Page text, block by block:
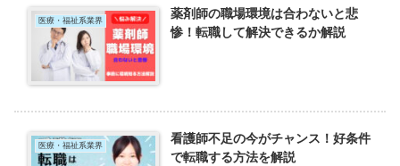
医療・福祉系業界
薬剤師の職場環境は合わないと悲
惨！転職して解決できるか解説
医療・福祉系業界
看護師不足の今がチャンス！好条件
で転職する方法を解説